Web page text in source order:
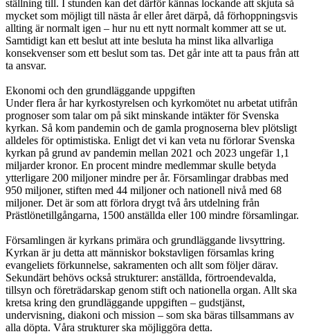
ställning till. I stunden kan det därför kännas lockande att skjuta så
mycket som möjligt till nästa år eller året därpå, då förhoppningsvis
allting är normalt igen – hur nu ett nytt normalt kommer att se ut.
Samtidigt kan ett beslut att inte besluta ha minst lika allvarliga
konsekvenser som ett beslut som tas. Det går inte att ta paus från att
ta ansvar.
Ekonomi och den grundläggande uppgiften
Under flera år har kyrkostyrelsen och kyrkomötet nu arbetat utifrån
prognoser som talar om på sikt minskande intäkter för Svenska
kyrkan. Så kom pandemin och de gamla prognoserna blev plötsligt
alldeles för optimistiska. Enligt det vi kan veta nu förlorar Svenska
kyrkan på grund av pandemin mellan 2021 och 2023 ungefär 1,1
miljarder kronor. En procent mindre medlemmar skulle betyda
ytterligare 200 miljoner mindre per år. Församlingar drabbas med
950 miljoner, stiften med 44 miljoner och nationell nivå med 68
miljoner. Det är som att förlora drygt två års utdelning från
Prästlönetillgångarna, 1500 anställda eller 100 mindre församlingar.
Församlingen är kyrkans primära och grundläggande livsyttring.
Kyrkan är ju detta att människor bokstavligen församlas kring
evangeliets förkunnelse, sakramenten och allt som följer därav.
Sekundärt behövs också strukturer: anställda, förtroendevalda,
tillsyn och företrädarskap genom stift och nationella organ. Allt ska
kretsa kring den grundläggande uppgiften – gudstjänst,
undervisning, diakoni och mission – som ska bäras tillsammans av
alla döpta. Våra strukturer ska möjliggöra detta.